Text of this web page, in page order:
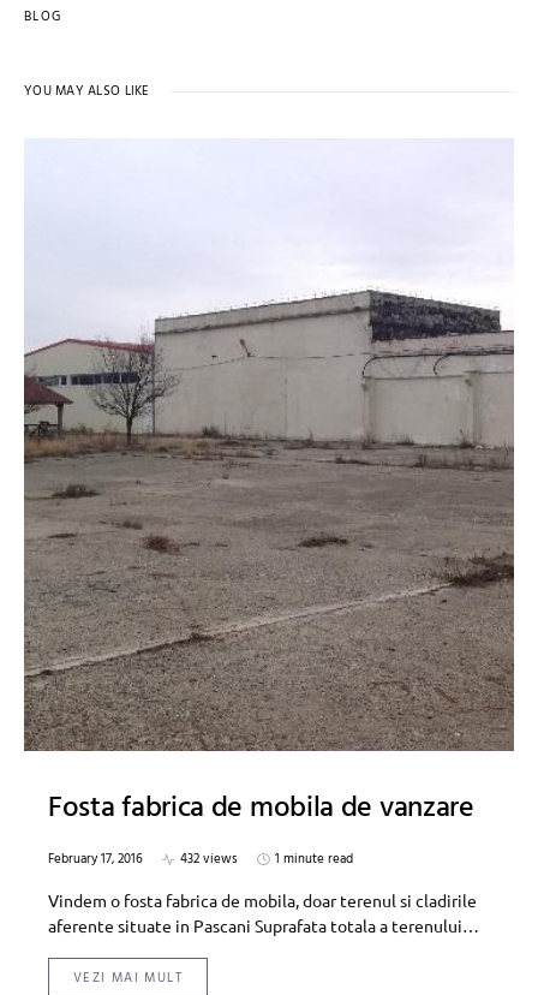
BLOG
YOU MAY ALSO LIKE
Fosta fabrica de mobila de vanzare
February 17, 2016 432 views
1 minute read
Vindem o fosta fabrica de mobila, doar terenul si cladirile
aferente situate in Pascani Suprafata totala a terenului…
VEZI MAI MULT